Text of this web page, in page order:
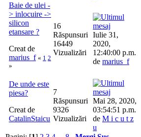
Baie de ulei -
> inlocuire ->
silicon
etansare ?
Creat de
marius_f « 1 2
»
16
Răspunsuri
16449
Vizualizări
Iulie 31,
2020,
12:40:00 p.m.
de marius_f
De unde este
piesa?
Creat de
CatalinStaicu
7
Răspunsuri
9326
Vizualizări
Mai 28, 2020,
03:54:51 p.m.
de M i c u t z
u